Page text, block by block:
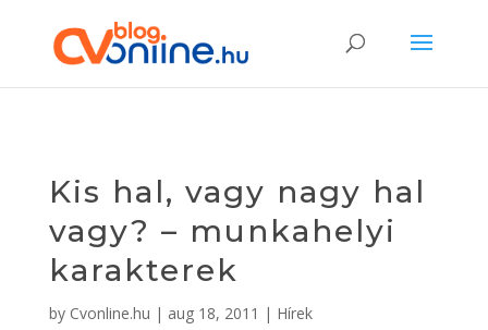
Kis hal, vagy nagy hal
vagy? – munkahelyi
karakterek
by Cvonline.hu | aug 18, 2011 | Hírek